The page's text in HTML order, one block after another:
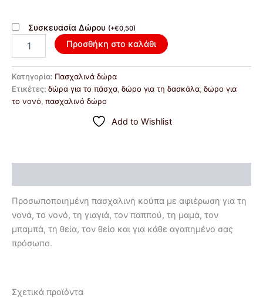
Συσκευασία Δώρου (+€0,50)
Προσθήκη στο καλάθι
Κατηγορία: Πασχαλινά δώρα
Ετικέτες: δώρα για το πάσχα, δώρο για τη δασκάλα, δώρο για
το νονό, πασχαλινό δώρο
Add to Wishlist
Προσωποποιημένη πασχαλινή κούπα με αφιέρωση για τη
νονά, το νονό, τη γιαγιά, τον παππού, τη μαμά, τον
μπαμπά, τη θεία, τον θείο και για κάθε αγαπημένο σας
πρόσωπο.
Σχετικά προϊόντα